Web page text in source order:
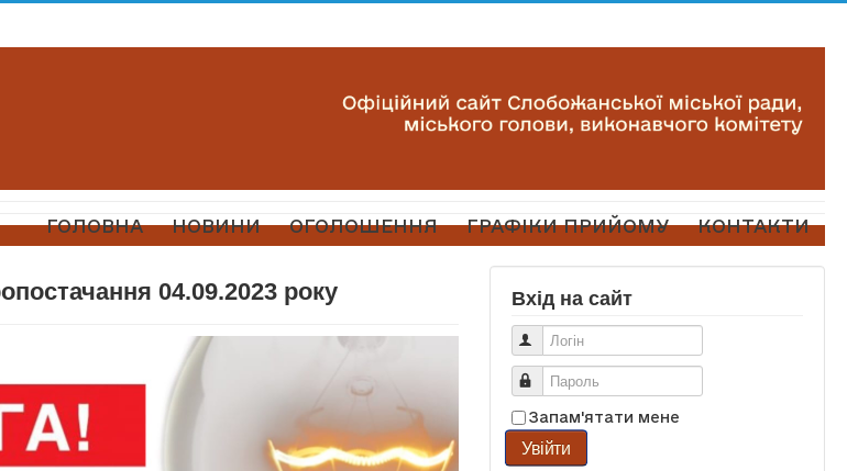
ГОЛОВНА НОВИНИ ОГОЛОШЕННЯ ГРАФІКИ ПРИЙОМУ КОНТАКТИ
04.09.2023 року Вхід на сайт
Логін
Пароль
Запам'ятати мене
Увійти